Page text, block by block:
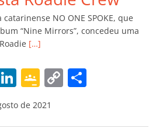
ss
ro
o
m
ar
catarinense NO ONE SPOKE, que
“Nine Mirrors”, concedeu uma
[…]
Li
n
k
G
o
o
C
de 2021